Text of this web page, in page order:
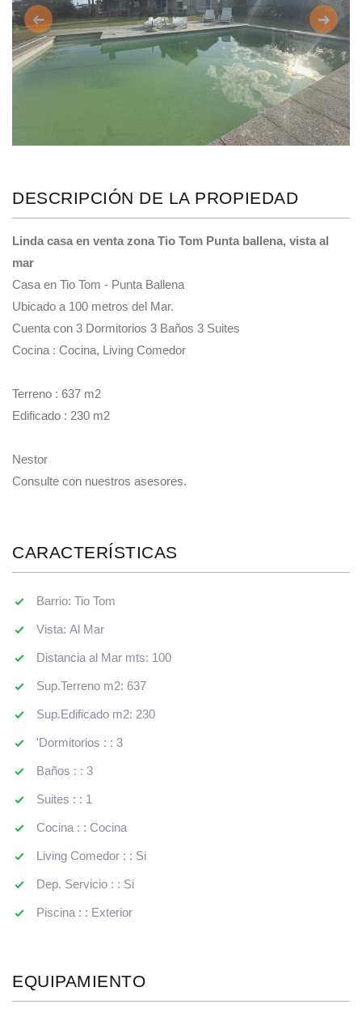
Anterior
DESCRIPCIÓN DE LA PROPIEDAD
Linda casa en venta zona Tio Tom Punta ballena, vista al
mar
Casa en Tio Tom - Punta Ballena
Ubicado a 100 metros del Mar.
Cuenta con 3 Dormitorios 3 Baños 3 Suites
Cocina : Cocina, Living Comedor
Terreno : 637 m2
Edificado : 230 m2
Nestor
Consulte con nuestros asesores.
CARACTERÍSTICAS
Barrio: Tio Tom
Vista: Al Mar
Distancia al Mar mts: 100
Sup.Terreno m2: 637
Sup.Edificado m2: 230
'Dormitorios : : 3
Baños : : 3
Suites : : 1
Cocina : : Cocina
Living Comedor : : Si
Dep. Servicio : : Si
Piscina : : Exterior
EQUIPAMIENTO